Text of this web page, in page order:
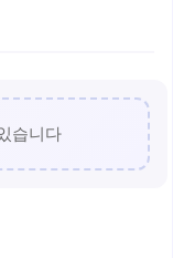
습니다